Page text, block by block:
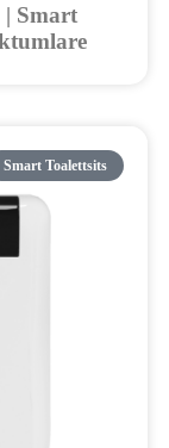
Smart
Smart Toalettsits